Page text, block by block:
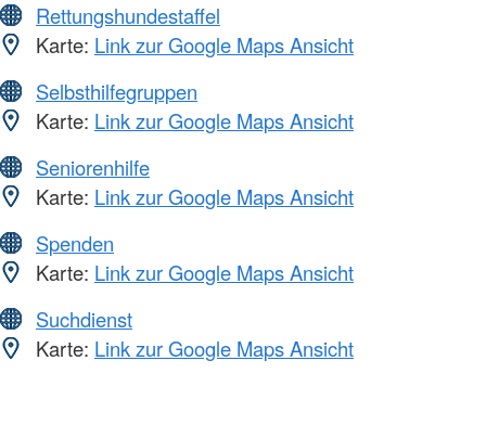
Rettungshundestaffel
Karte: Link zur Google Maps Ansicht
Selbsthilfegruppen
Karte: Link zur Google Maps Ansicht
Seniorenhilfe
Karte: Link zur Google Maps Ansicht
Spenden
Karte: Link zur Google Maps Ansicht
Suchdienst
Karte: Link zur Google Maps Ansicht